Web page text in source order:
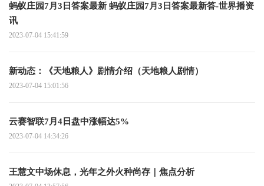
蚂蚁庄园7月3日答案最新 蚂蚁庄园7月3日答案最新答-世界播资
讯
2023-07-04 15:41:59
新动态：《天地粮人》剧情介绍（天地粮人剧情）
2023-07-04 15:01:56
云赛智联7月4日盘中涨幅达5%
2023-07-04 14:34:26
王慧文中场休息，光年之外火种尚存｜焦点分析